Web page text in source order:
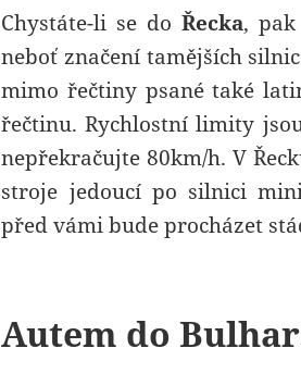
Chystáte-li se doŘecka,
neboť značení tamějších
mimo řečtiny psané také
řečtinu. Rychlostní limity
nepřekračujte 80km/h. V
stroje jedoucí po silnici
před vámi bude procházet
Autem do